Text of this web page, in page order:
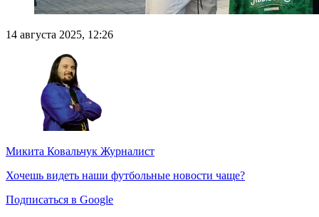
14 августа 2025, 12:26
Микита Ковальчук Журналист
Хочешь видеть наши футбольные новости чаще?
Подписаться в Google